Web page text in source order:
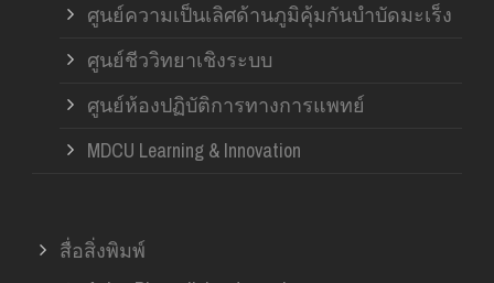
ศูนย์ความเป็นเลิศด้านภูมิคุ้มกันบำบัดมะเร็ง
ศูนย์ชีววิทยาเชิงระบบ
ศูนย์ห้องปฏิบัติการทางการแพทย์
MDCU Learning & Innovation
สื่อสิ่งพิมพ์